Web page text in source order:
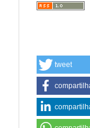
tweet